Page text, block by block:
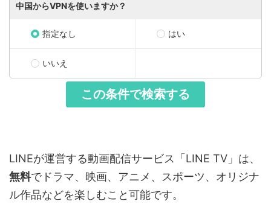
中国からVPNを使いますか？
指定なし はい
いいえ
LINEが運営する動画配信サービス「LINE TV」は、
無料でドラマ、映画、アニメ、スポーツ、オリジナ
ル作品などを楽しむこと可能です。